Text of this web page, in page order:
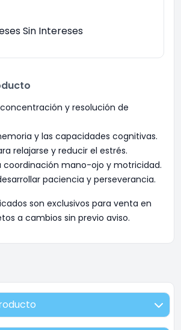
Sin Intereses
y resolución de
y las capacidades cognitivas.
relajarse y reducir el estrés.
coordinación mano-ojo y motricidad.
paciencia y perseverancia.
son exclusivos para venta en
a cambios sin previo aviso.